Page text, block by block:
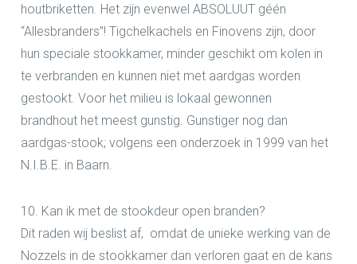
houtbriketten. Het zijn evenwel ABSOLUUT géén
“Allesbranders”! Tigchelkachels en Finovens zijn, door
hun speciale stookkamer, minder geschikt om kolen in
te verbranden en kunnen niet met aardgas worden
gestookt. Voor het milieu is lokaal gewonnen
brandhout het meest gunstig. Gunstiger nog dan
aardgas-stook; volgens een onderzoek in 1999 van het
N.I.B.E. in Baarn.
10. Kan ik met de stookdeur open branden?
Dit raden wij beslist af, omdat de unieke werking van de
Nozzels in de stookkamer dan verloren gaat en de kans